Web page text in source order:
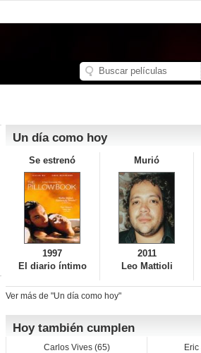
Un día como hoy
Se estrenó
1997
El diario íntimo
Murió
2011
Leo Mattioli
Ver más de "Un día como hoy"
Hoy también cumplen
Carlos Vives (65)